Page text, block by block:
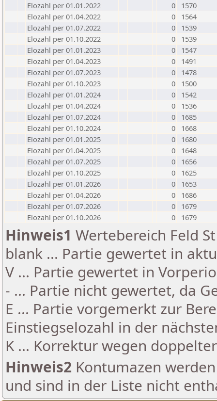
Elozahl per 01.01.2022
0
1570
Elozahl per 01.04.2022
0
1564
Elozahl per 01.07.2022
0
1539
Elozahl per 01.10.2022
0
1539
Elozahl per 01.01.2023
0
1547
Elozahl per 01.04.2023
0
1491
Elozahl per 01.07.2023
0
1478
Elozahl per 01.10.2023
0
1500
Elozahl per 01.01.2024
0
1542
Elozahl per 01.04.2024
0
1536
Elozahl per 01.07.2024
0
1685
Elozahl per 01.10.2024
0
1668
Elozahl per 01.01.2025
0
1680
Elozahl per 01.04.2025
0
1648
Elozahl per 01.07.2025
0
1656
Elozahl per 01.10.2025
0
1625
Elozahl per 01.01.2026
0
1653
Elozahl per 01.04.2026
0
1686
Elozahl per 01.07.2026
0
1679
Elozahl per 01.10.2026
0 1679
Hinweis1 Wertebereich Feld
blank ... Partie gewertet in
V ... Partie gewertet in
- ... Partie nicht gewertet, da
E ... Partie vorgemerkt zur
Einstiegselozahl in der
K ... Korrektur wegen
Hinweis2 Kontumazen
und sind in der Liste nicht